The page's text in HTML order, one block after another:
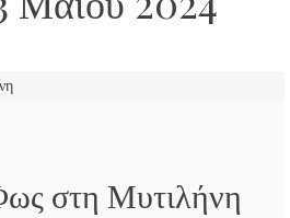
στη Μυτιλήνη